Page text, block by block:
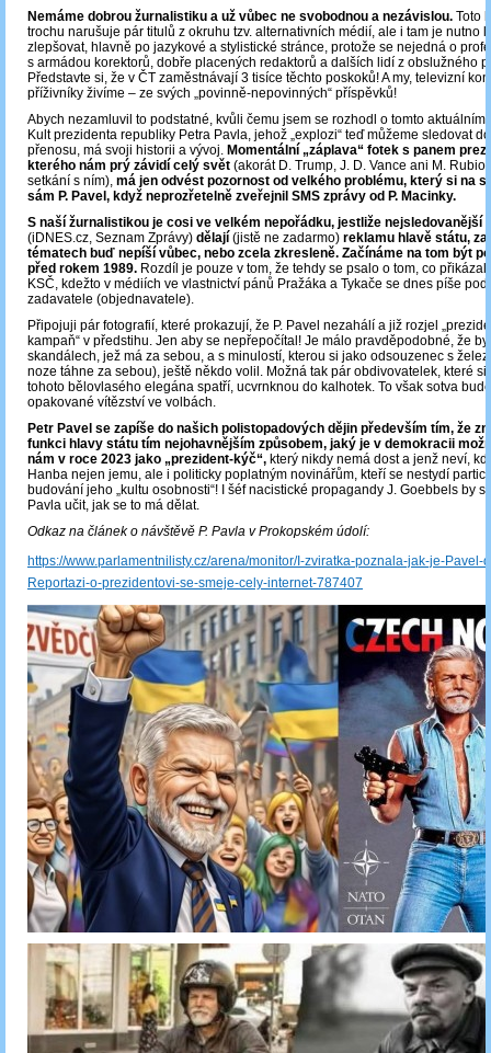
Nemáme dobrou žurnalistiku a už vůbec ne svobodnou a nezávislou. Toto
trochu narušuje pár titulů z okruhu tzv. alternativních médií, ale i tam je nutno
zlepšovat, hlavně po jazykové a stylistické stránce, protože se nejedná o
s armádou korektorů, dobře placených redaktorů a dalších lidí z obslužného
Představte si, že v ČT zaměstnávají 3 tisíce těchto poskoků! A my, televizní
příživníky živíme – ze svých „povinně-nepovinných“ příspěvků!
Abych nezamluvil to podstatné, kvůli čemu jsem se rozhodl o tomto aktuálním
Kult prezidenta republiky Petra Pavla, jehož „explozi“ teď můžeme sledovat
přenosu, má svoji historii a vývoj. Momentální „záplava“ fotek s panem
kterého nám prý závidí celý svět (akorát D. Trump, J. D. Vance ani M.
setkání s ním), má jen odvést pozornost od velkého problému, který si na
sám P. Pavel, když neprozřetelně zveřejnil SMS zprávy od P. Macinky.
S naší žurnalistikou je cosi ve velkém nepořádku, jestliže nejsledovanější
(iDNES.cz, Seznam Zprávy) dělají (jistě ne zadarmo) reklamu hlavě státu,
tématech buď nepíší vůbec, nebo zcela zkresleně. Začínáme na tom být
před rokem 1989. Rozdíl je pouze v tom, že tehdy se psalo o tom, co
KSČ, kdežto v médiích ve vlastnictví pánů Pražáka a Tykače se dnes píše
zadavatele (objednavatele).
Připojuji pár fotografií, které prokazují, že P. Pavel nezahálí a již rozjel
kampaň“ v předstihu. Jen aby se nepřepočítal! Je málo pravděpodobné, že
skandálech, jež má za sebou, a s minulostí, kterou si jako odsouzenec s
noze táhne za sebou), ještě někdo volil. Možná tak pár obdivovatelek, které si
tohoto bělovlasého elegána spatří, ucvrnknou do kalhotek. To však sotva
opakované vítězství ve volbách.
Petr Pavel se zapíše do našich polistopadových dějin především tím, že
funkci hlavy státu tím nejohavnějším způsobem, jaký je v demokracii
nám v roce 2023 jako „prezident-kýč“, který nikdy nemá dost a jenž neví,
Hanba nejen jemu, ale i politicky poplatným novinářům, kteří se nestydí
budování jeho „kultu osobnosti“! I šéf nacistické propagandy J. Goebbels by
Pavla učit, jak se to má dělat.
Odkaz na článek o návštěvě P. Pavla v Prokopském údolí:
https://www.parlamentnilisty.cz/arena/monitor/I-zviratka-poznala-jak-je-Pavel-
Reportazi-o-prezidentovi-se-smeje-cely-internet-787407